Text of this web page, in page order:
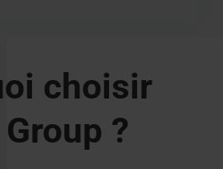
choisir
?